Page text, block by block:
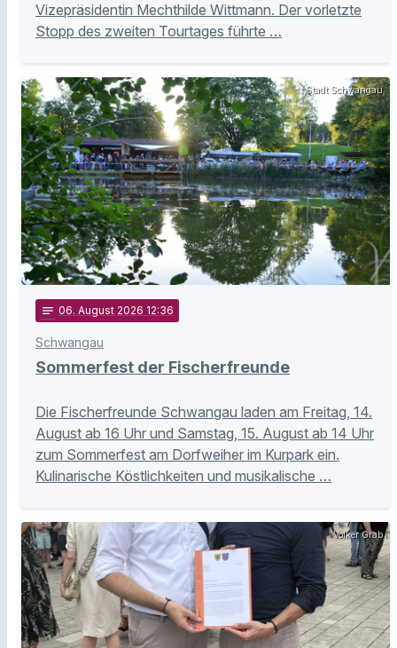
Vizepräsidentin Mechthilde Wittmann. Der vorletzte
Stopp des zweiten Tourtages führte …
Stadt Schwangau
notes 06. August 2026 12:36
Schwangau
Sommerfest der Fischerfreunde
Die Fischerfreunde Schwangau laden am Freitag, 14.
August ab 16 Uhr und Samstag, 15. August ab 14 Uhr
zum Sommerfest am Dorfweiher im Kurpark ein.
Kulinarische Köstlichkeiten und musikalische …
Volker Grab